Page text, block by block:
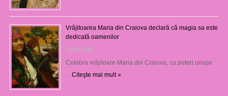
Vrăjitoarea Maria din Craiova declară că magia sa este
dedicată oamenilor
09/08/2026
Celebra vrăjitoare Maria din Craiova, cu puteri uriașe
Citeşte mai mult »